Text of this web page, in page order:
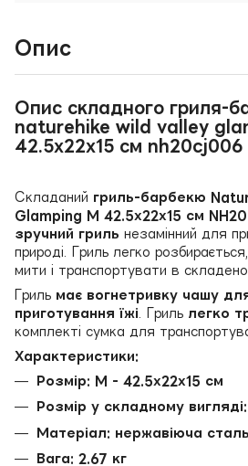
Опис
Опис складного гриля-
naturehike wild valley
42.5х22х15 см nh20cj006
Складаний гриль-барбекю
Glamping M 42.5х22х15 см
зручний гриль незамінний для
природі. Гриль легко
мити і транспортувати в
Гриль має вогнетривку чашу для
приготування їжі . Гриль легко
комплекті сумка для
Характеристики:
Розмір: M - 42.5х22х15 см
Розмір у складному
Матеріал: нержавіюча сталь
Вага: 2.67 кг